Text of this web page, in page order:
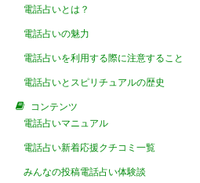
電話占いとは？
電話占いの魅力
電話占いを利用する際に注意すること
電話占いとスピリチュアルの歴史
コンテンツ
電話占いマニュアル
電話占い新着応援クチコミ一覧
みんなの投稿電話占い体験談